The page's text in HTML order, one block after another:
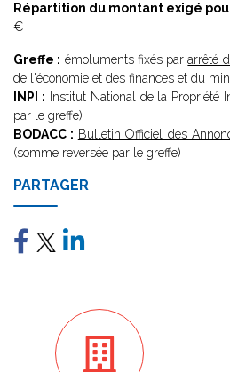
Répartition du montant exigé
€
Greffe : émoluments fixés pararrêté
de l'économie et des finances et du
INPI : Institut National de la Propriété
par le greffe)
BODACC : Bulletin Officiel des
(somme reversée par le greffe)
PARTAGER